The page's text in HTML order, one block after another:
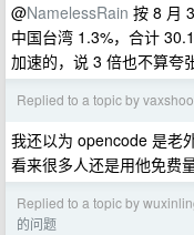
@NamelessRain 按 8 月
中国台湾 1.3%，合计
加速的，说 3 倍也不算夸
Replied to a topic by
我还以为 opencode 是老
看来很多人还是用他免费
Replied to a topic by
的问题